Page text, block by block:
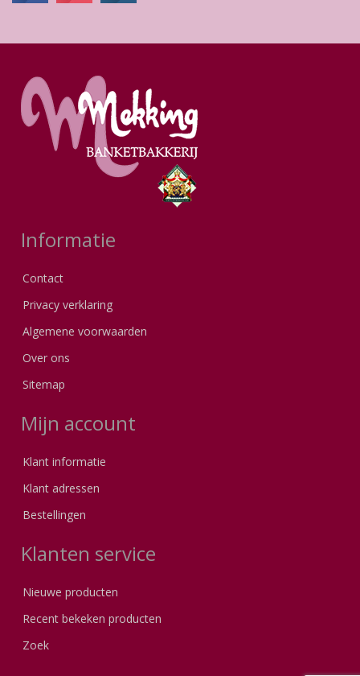
Informatie
Contact
Privacy verklaring
Algemene voorwaarden
Over ons
Sitemap
Mijn account
Klant informatie
Klant adressen
Bestellingen
Klanten service
Nieuwe producten
Recent bekeken producten
Zoek